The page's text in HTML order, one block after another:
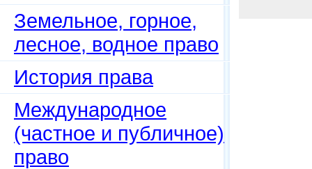
Земельное, горное,
лесное, водное право
История права
Международное
(частное и публичное)
право